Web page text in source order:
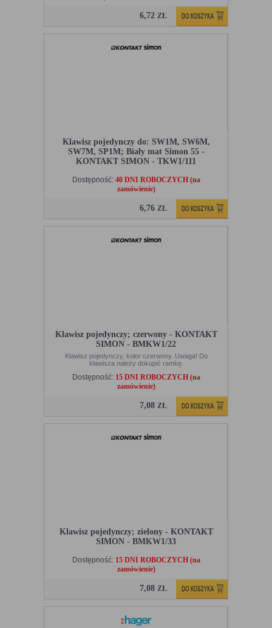
6,72 ZŁ
Klawisz pojedynczy do: SW1M, SW6M,
SW7M, SP1M; Biały mat Simon 55 -
KONTAKT SIMON - TKW1/111
Dostępność: 40 DNI ROBOCZYCH (na
zamówienie)
6,76 ZŁ
Klawisz pojedynczy; czerwony - KONTAKT
SIMON - BMKW1/22
Klawisz pojedynczy, kolor czerwony. Uwaga! Do
klawisza należy dokupić ramkę.
Dostępność: 15 DNI ROBOCZYCH (na
zamówienie)
7,08 ZŁ
Klawisz pojedynczy; zielony - KONTAKT
SIMON - BMKW1/33
Dostępność: 15 DNI ROBOCZYCH (na
zamówienie)
7,08 ZŁ